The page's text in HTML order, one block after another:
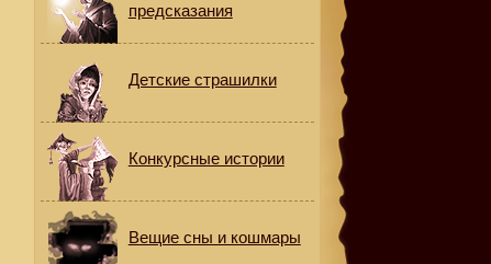
предсказания
Детские страшилки
Конкурсные истории
Вещие сны и кошмары